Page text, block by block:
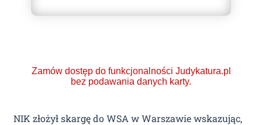
Zamów dostęp do funkcjonalności Judykatura.pl
bez podawania danych karty.
NIK złożył skargę do WSA w Warszawie wskazując,